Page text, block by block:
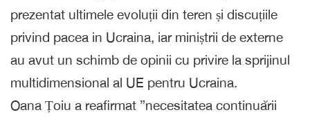
prezentat ultimele evoluții din teren și discuțiile
privind pacea in Ucraina, iar miniștrii de externe
au avut un schimb de opinii cu privire la sprijinul
multidimensional al UE pentru Ucraina.
Oana Țoiu a reafirmat ”necesitatea continuării